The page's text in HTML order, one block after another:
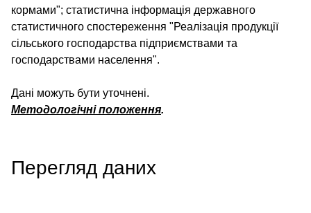
кормами"; статистична інформація державного
статистичного спостереження "Реалізація продукції
сільського господарства підприємствами та
господарствами населення".
Дані можуть бути уточнені.
Методологічні положення.
Перегляд даних